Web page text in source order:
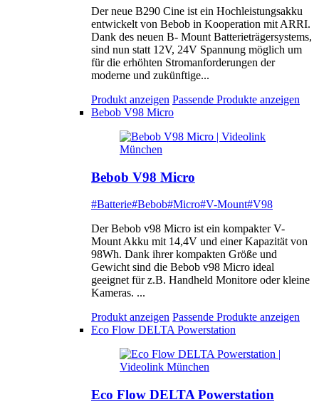
Der neue B290 Cine ist ein Hochleistungsakku
entwickelt von Bebob in Kooperation mit ARRI.
Dank des neuen B- Mount Batterieträgersystems,
sind nun statt 12V, 24V Spannung möglich um
für die erhöhten Stromanforderungen der
moderne und zukünftige...
Produkt anzeigen Passende Produkte anzeigen
Bebob V98 Micro
Bebob V98 Micro
#Batterie#Bebob#Micro#V-Mount#V98
Der Bebob v98 Micro ist ein kompakter V-
Mount Akku mit 14,4V und einer Kapazität von
98Wh. Dank ihrer kompakten Größe und
Gewicht sind die Bebob v98 Micro ideal
geeignet für z.B. Handheld Monitore oder kleine
Kameras. ...
Produkt anzeigen Passende Produkte anzeigen
Eco Flow DELTA Powerstation
Eco Flow DELTA Powerstation